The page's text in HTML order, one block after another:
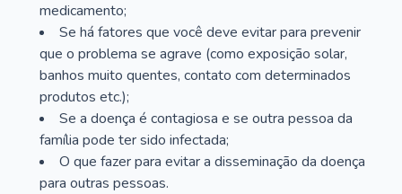
medicamento;
Se há fatores que você deve evitar para prevenir
que o problema se agrave (como exposição solar,
banhos muito quentes, contato com determinados
produtos etc.);
Se a doença é contagiosa e se outra pessoa da
família pode ter sido infectada;
O que fazer para evitar a disseminação da doença
para outras pessoas.